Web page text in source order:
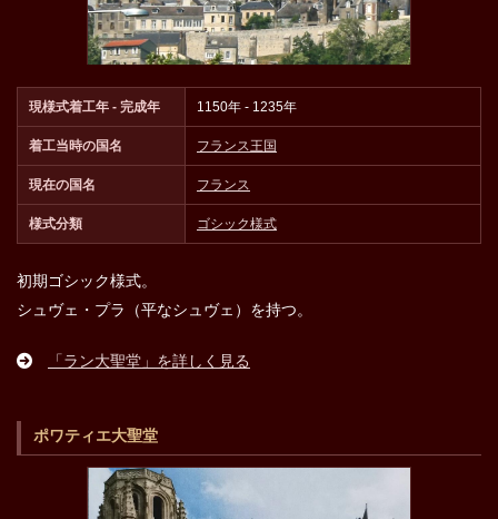
現様式着工年 - 完成年 1150年 - 1235年
着工当時の国名 フランス王国
現在の国名 フランス
様式分類 ゴシック様式
初期ゴシック様式。
シュヴェ・プラ（平なシュヴェ）を持つ。
「ラン大聖堂」を詳しく見る
ポワティエ大聖堂